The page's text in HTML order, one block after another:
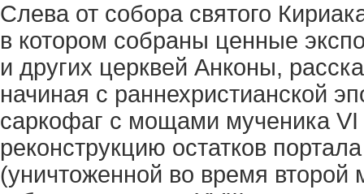
Слева от собора святого
в котором собраны ценные
и других церквей Анконы,
начиная с раннехристианской
саркофаг с мощами мученика VI
реконструкцию остатков
(уничтоженной во время